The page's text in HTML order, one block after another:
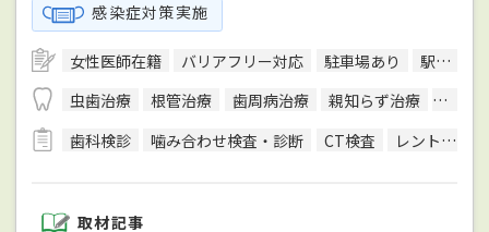
感染症対策実施
女性医師在籍 バリアフリー対応 駐車場あり
駅徒歩5分圏内
虫歯治療
根管治療 歯周病治療 親知らず治療
顎関
歯科検診
噛み合わせ検査・診断 CT検査 レントゲン検査
取材記事